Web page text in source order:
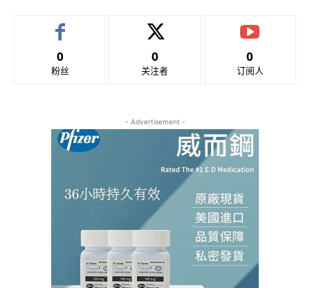
0
粉丝
0
关注者
0
订阅人
- Advertisement -